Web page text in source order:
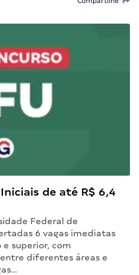
de até R$ 6,4
Federal de
6 vagas imediatas
e superior, com
diferentes áreas e